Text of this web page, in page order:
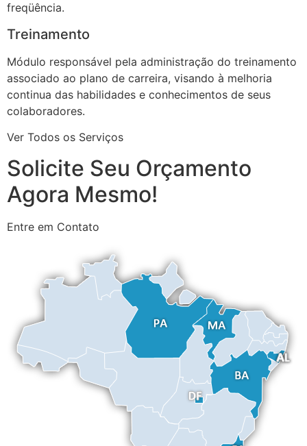
freqüência.
Treinamento
Módulo responsável pela administração do treinamento
associado ao plano de carreira, visando à melhoria
continua das habilidades e conhecimentos de seus
colaboradores.
Ver Todos os Serviços
Solicite Seu Orçamento
Agora Mesmo!
Entre em Contato